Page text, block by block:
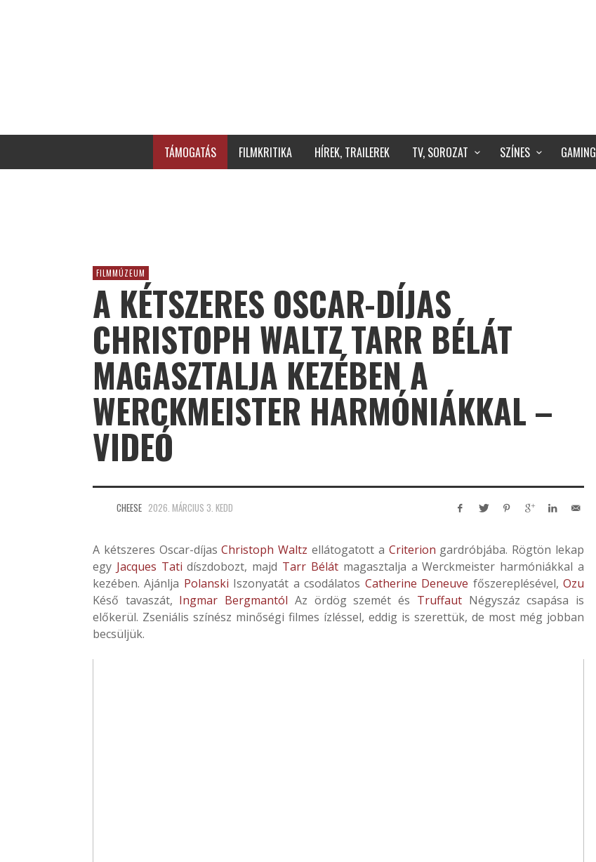
TÁMOGATÁS FILMKRITIKA HÍREK, TRAILEREK TV, SOROZAT SZÍNES GAMING
FILMMÚZEUM
A KÉTSZERES OSCAR-DÍJAS
CHRISTOPH WALTZ TARR BÉLÁT
MAGASZTALJA KEZÉBEN A
WERCKMEISTER HARMÓNIÁKKAL –
VIDEÓ
CHEESE 2026. MÁRCIUS 3. KEDD
A kétszeres Oscar-díjasChristoph Waltz ellátogatott a Criterion gardróbjába. Rögtön lekap
egy Jacques Tati díszdobozt, majd Tarr Bélátmagasztalja a Werckmeister harmóniákkal a
kezében. Ajánlja Polanski Iszonyatát a csodálatos Catherine Deneuve főszereplésével,Ozu
Késő tavaszát, Ingmar Bergmantól Az ördög szemét és TruffautNégyszáz csapása is
előkerül. Zseniális színész minőségi filmes ízléssel, eddig is szerettük, de most még jobban
becsüljük.